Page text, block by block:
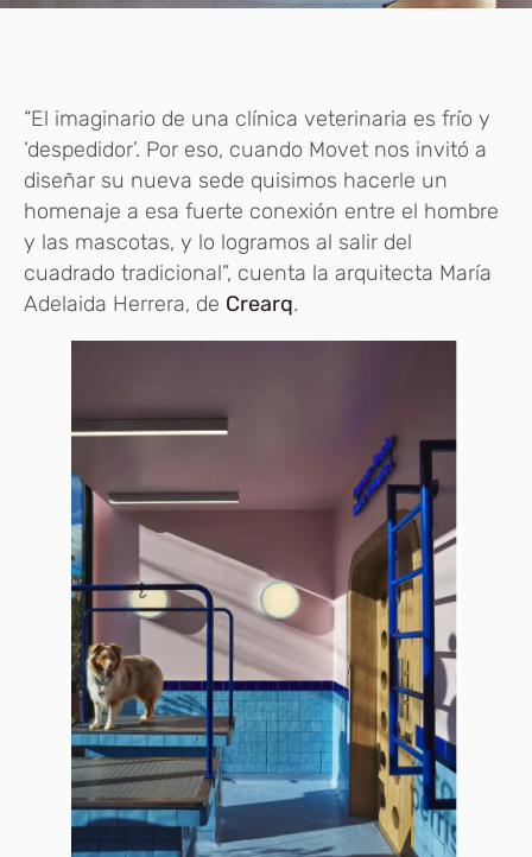
“El imaginario de una clínica veterinaria es frío y
‘despedidor’. Por eso, cuando Movet nos invitó a
diseñar su nueva sede quisimos hacerle un
homenaje a esa fuerte conexión entre el hombre
y las mascotas, y lo logramos al salir del
cuadrado tradicional”, cuenta la arquitecta María
Adelaida Herrera, de Crearq.